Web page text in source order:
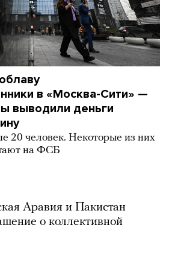
в «Москва-Сити» —
выводили деньги
20 человек. Некоторые из них
на ФСБ
Аравия и Пакистан
о коллективной